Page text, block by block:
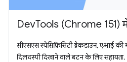
DevTools (Chrome 151)
सीएसएस स्पेसिफ़िसिटी ब्रेकडाउन, एआई
दिलचस्पी दिखाने वाले बटन के लिए सहायता.